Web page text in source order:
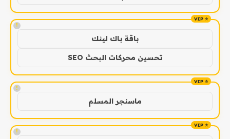
!
باقة باك لينك
تحسين محركات البحث SEO
!
ماسنجر المسلم
!